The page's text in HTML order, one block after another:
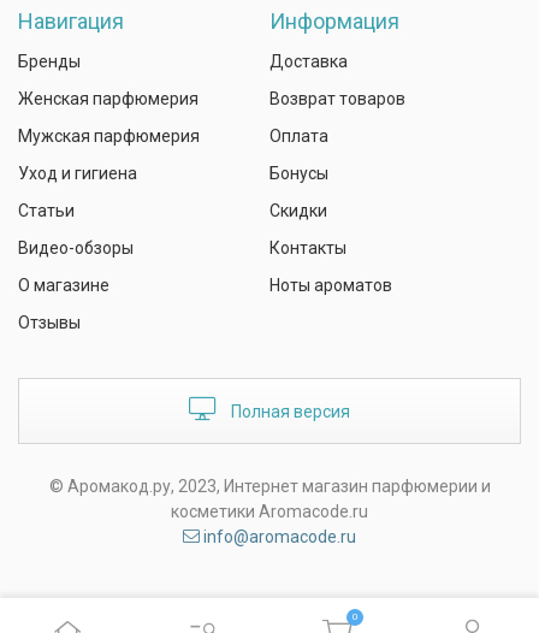
Навигация
Бренды
Женская парфюмерия
Мужская парфюмерия
Уход и гигиена
Статьи
Видео-обзоры
О магазине
Отзывы
Информация
Доставка
Возврат товаров
Оплата
Бонусы
Скидки
Контакты
Ноты ароматов
Полная версия
© Аромакод.ру, 2023, Интернет магазин парфюмерии и
косметики Aromacode.ru
info@aromacode.ru
0